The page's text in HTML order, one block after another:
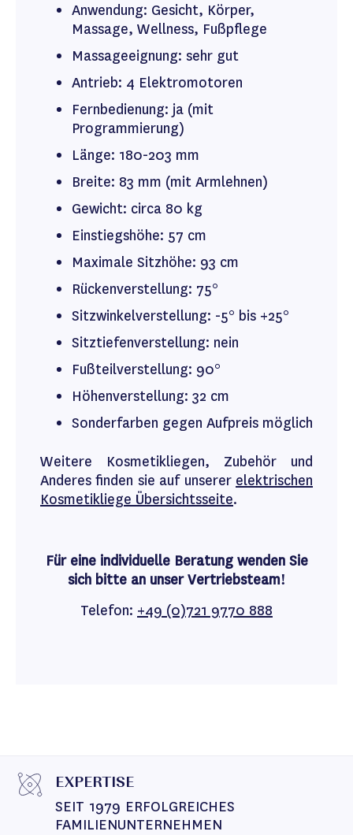
Anwendung: Gesicht, Körper,
Massage, Wellness, Fußpflege
Massageeignung: sehr gut
Antrieb: 4 Elektromotoren
Fernbedienung: ja (mit
Programmierung)
Länge: 180-203 mm
Breite: 83 mm (mit Armlehnen)
Gewicht: circa 80 kg
Einstiegshöhe: 57 cm
Maximale Sitzhöhe: 93 cm
Rückenverstellung: 75°
Sitzwinkelverstellung: -5° bis +25°
Sitztiefenverstellung: nein
Fußteilverstellung: 90°
Höhenverstellung: 32 cm
Sonderfarben gegen Aufpreis möglich
Weitere Kosmetikliegen, Zubehör und
Anderes finden sie auf unserer elektrischen
Kosmetikliege Übersichtsseite.
Für eine individuelle Beratung wenden Sie
sich bitte an unser Vertriebsteam!
Telefon: +49 (0)721 9770 888
EXPERTISE
SEIT 1979 ERFOLGREICHES
FAMILIENUNTERNEHMEN